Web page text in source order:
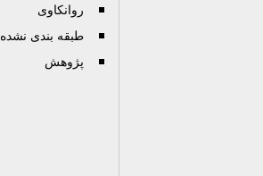
روانكاوی
طبقه بندی نشده
پژوهش